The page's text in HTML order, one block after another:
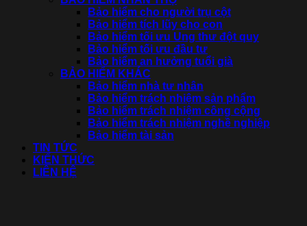
Bảo hiểm cho người trụ cột
Bảo hiểm tích lũy cho con
Bảo hiểm tối ưu Ung thư đột quỵ
Bảo hiểm tối ưu đầu tư
Bảo hiểm an hưởng tuổi già
BẢO HIỂM KHÁC
Bảo hiểm nhà tư nhân
Bảo hiểm trách nhiệm sản phẩm
Bảo hiểm trách nhiệm công cộng
Bảo hiểm trách nhiệm nghề nghiệp
Bảo hiểm tài sản
TIN TỨC
KIẾN THỨC
LIÊN HỆ